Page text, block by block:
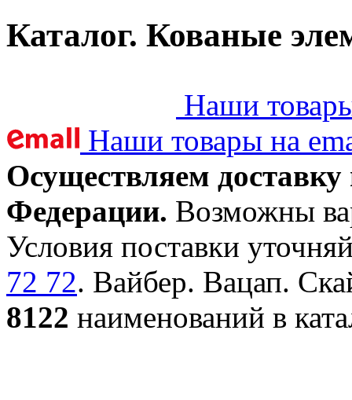
Каталог. Кованые
Наши
Наши товары на
Осуществляем
Федерации. Возможны
Условия поставки
72 72. Вайбер. Вацап.
8122 наименований в